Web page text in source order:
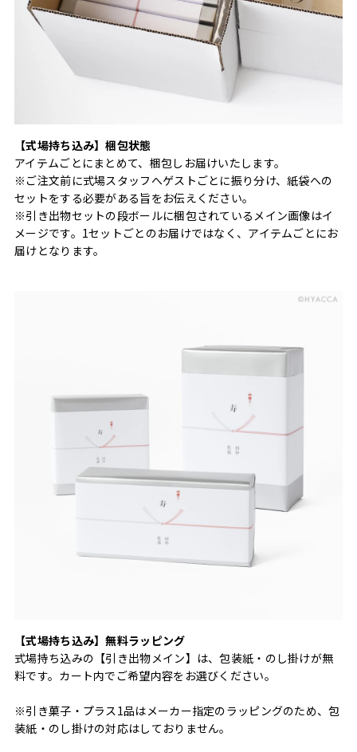
【式場持ち込み】梱包状態
アイテムごとにまとめて、梱包しお届けいたします。
※ご注文前に式場スタッフへゲストごとに振り分け、紙袋への
セットをする必要がある旨をお伝えください。
※引き出物セットの段ボールに梱包されているメイン画像はイ
メージです。1セットごとのお届けではなく、アイテムごとにお
届けとなります。
【式場持ち込み】無料ラッピング
式場持ち込みの【引き出物メイン】は、包装紙・のし掛けが無
料です。カート内でご希望内容をお選びください。
※引き菓子・プラス1品はメーカー指定のラッピングのため、包
装紙・のし掛けの対応はしておりません。